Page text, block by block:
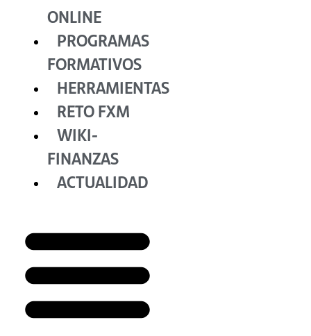
ONLINE
PROGRAMAS
FORMATIVOS
HERRAMIENTAS
RETO FXM
WIKI-
FINANZAS
ACTUALIDAD